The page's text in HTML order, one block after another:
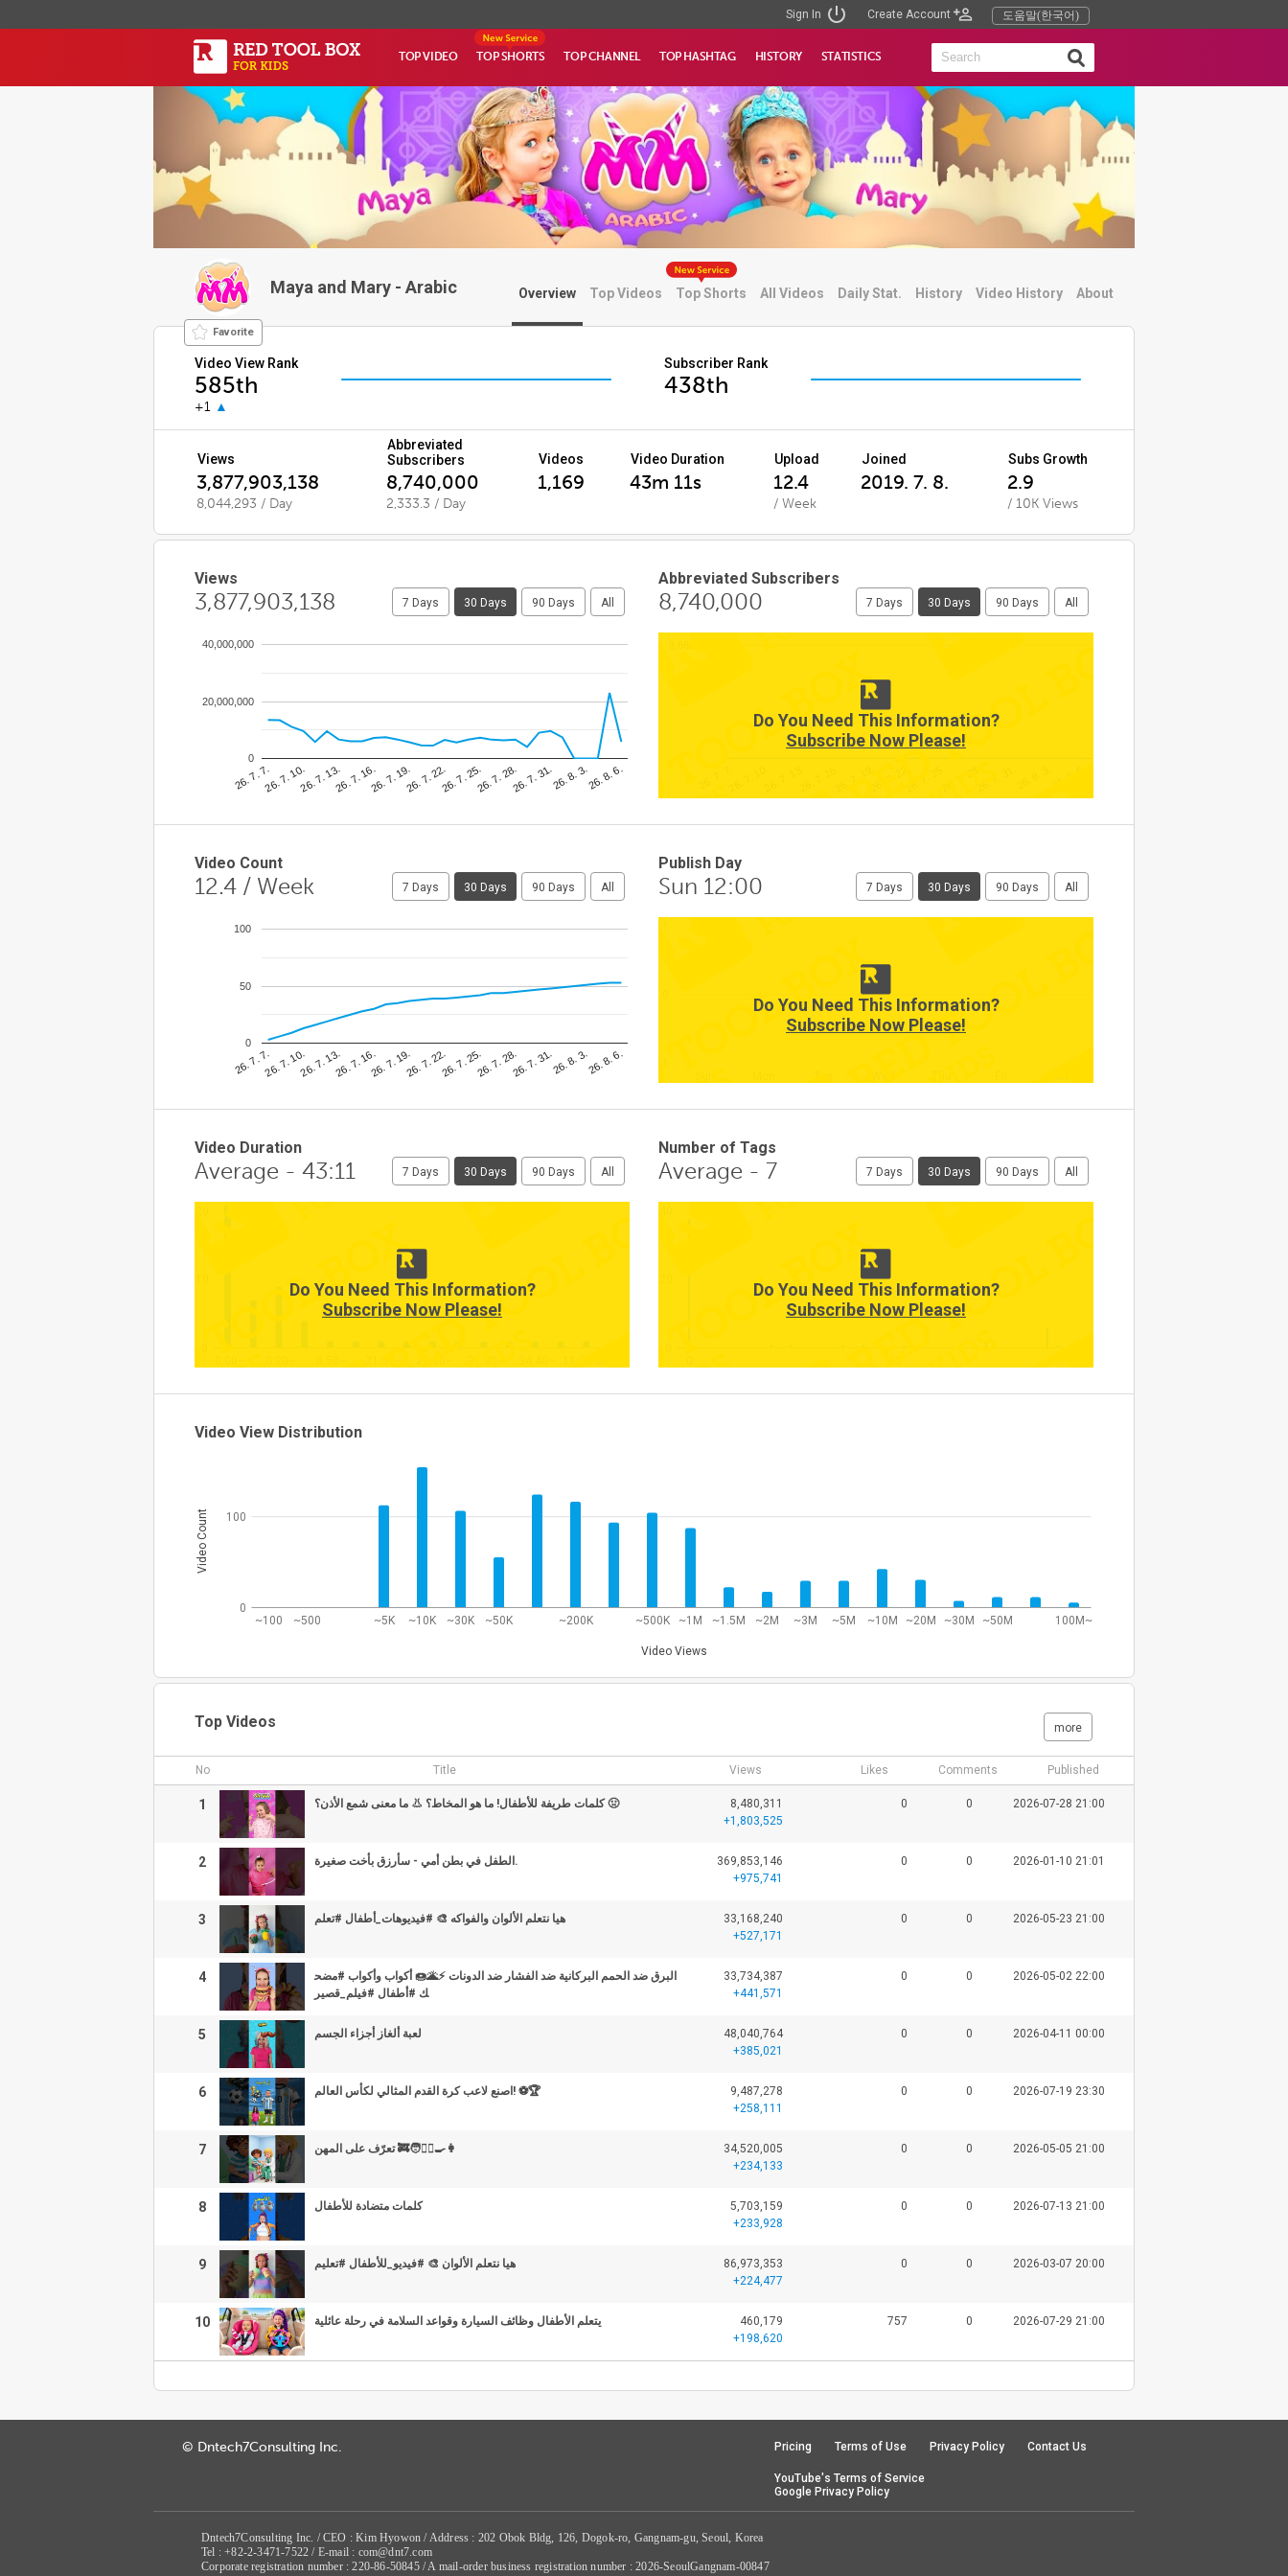
Sign In Create Account 도움말(한국어)
TOP VIDEO TOP SHORTS TOP CHANNEL TOP HASHTAG HISTORY STATISTICS
Maya and Mary - Arabic Overview Top Videos Top Shorts All Videos Daily Stat. History Video History About
Favorite
Video View Rank
585th
+1
Subscriber Rank
438th
Views
Abbreviated
Subscribers
Videos Video Duration Upload Joined Subs Growth
3,877,903,138 8,740,000 1,169 43m 11s 12.4 2019. 7. 8. 2.9
8,044,293 / Day 2,333.3 / Day / Week / 10K Views
Views
3,877,903,138 7 Days 30 Days 90 Days All
26. 7. 7.26. 7. 10.26. 7. 13.26. 7. 16.26. 7. 19.26. 7. 22.26. 7. 25.26. 7. 28.26. 7. 31.26. 8. 3.26. 8. 6.
0
20,000,000
40,000,000
Abbreviated Subscribers
8,740,000 7 Days 30 Days 90 Days All
Do You Need This Information?
Subscribe Now Please!
Video Count
12.4 / Week 7 Days 30 Days 90 Days All
26. 7. 7.26. 7. 10.26. 7. 13.26. 7. 16.26. 7. 19.26. 7. 22.26. 7. 25.26. 7. 28.26. 7. 31.26. 8. 3.26. 8. 6.
0
50
100
Publish Day
Sun 12:00 7 Days 30 Days 90 Days All
Do You Need This Information?
Subscribe Now Please!
Video Duration
Average - 43:11 7 Days 30 Days 90 Days All
Do You Need This Information?
Subscribe Now Please!
Number of Tags
Average - 7 7 Days 30 Days 90 Days All
Do You Need This Information?
Subscribe Now Please!
Video View Distribution
~100 ~500 ~5K ~10K ~30K ~50K ~200K ~500K ~1M ~1.5M ~2M ~3M ~5M ~10M ~20M ~30M ~50M 100M~
Video Views
0
100
Video Count
Top Videos more
No Title Views Likes Comments Published
1 كلمات طريفة للأطفال! ما هو المخاط؟ 👃 ما معنى شمع الأذن؟ 🤢
8,480,311
+1,803,525
0 0 2026-07-28 21:00
2 الطفل في بطن أمي - سأرزق بأخت صغيرة.
369,853,146
+975,741
0 0 2026-01-10 21:01
3 هيا نتعلم الألوان والفواكه 🎨 #فيديوهات_أطفال #تعلم
33,168,240
+527,171
0 0 2026-05-23 21:00
4
البرق ضد الحمم البركانية ضد الفشار ضد الدونات ⚡️🌋🍩 أكواب وأكواب #مضح
ك #أطفال #فيلم_قصير
33,734,387
+441,571
0 0 2026-05-02 22:00
5 لعبة ألغاز أجزاء الجسم
48,040,764
+385,021
0 0 2026-04-11 00:00
6 اصنع لاعب كرة القدم المثالي لكأس العالم! ⚽🏆
9,487,278
+258,111
0 0 2026-07-19 23:30
7 تعرّف على المهن 🧑‍🚒👨‍⚕️👩‍🍳
34,520,005
+234,133
0 0 2026-05-05 21:00
8 كلمات متضادة للأطفال
5,703,159
+233,928
0 0 2026-07-13 21:00
9 هيا نتعلم الألوان 🎨 #فيديو_للأطفال #تعليم
86,973,353
+224,477
0 0 2026-03-07 20:00
10 يتعلم الأطفال وظائف السيارة وقواعد السلامة في رحلة عائلية
460,179
+198,620
757 0 2026-07-29 21:00
© Dntech7Consulting Inc. Pricing Terms of Use Privacy Policy Contact Us
YouTube's Terms of Service
Google Privacy Policy
Dntech7Consulting Inc. / CEO : Kim Hyowon / Address : 202 Obok Bldg, 126, Dogok-ro, Gangnam-gu, Seoul, Korea
Tel : +82-2-3471-7522 / E-mail : com@dnt7.com
Corporate registration number : 220-86-50845 / A mail-order business registration number : 2026-SeoulGangnam-00847